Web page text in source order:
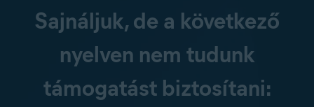
Sajnáljuk, de a következő
nyelven nem tudunk
támogatást biztosítani: